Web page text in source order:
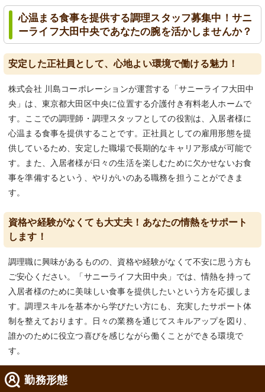
心温まる食事を提供する調理スタッフ募集中！サニ
ーライフ大田中央であなたの腕を活かしませんか？
安定した正社員として、心地よい環境で働ける魅力！
株式会社 川島コーポレーションが運営する「サニーライフ大田中
央」は、東京都大田区中央に位置する介護付き有料老人ホームで
す。ここでの調理師・調理スタッフとしての役割は、入居者様に
心温まる食事を提供することです。正社員としての雇用形態を提
供しているため、安定した職場で長期的なキャリア形成が可能で
す。また、入居者様が日々の生活を楽しむために欠かせないお食
事を準備するという、やりがいのある職務を担うことができま
す。
資格や経験がなくても大丈夫！あなたの情熱をサポート
します！
調理職に興味があるものの、資格や経験がなくて不安に思う方も
ご安心ください。「サニーライフ大田中央」では、情熱を持って
入居者様のために美味しい食事を提供したいという方を応援しま
す。調理スキルを基本から学びたい方にも、充実したサポート体
制を整えております。日々の業務を通じてスキルアップを図り、
誰かのために役立つ喜びを感じながら働くことができる環境で
す。
勤務形態